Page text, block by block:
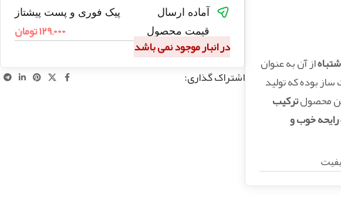
از آن به عنوان
بوده که تولید
محصولترکیب
رایحه خوب و
آماده ارسال
پیک فوری و پست پیشتاز
قیمت محصول
۱۲۹,۰۰۰تومان
در انبار موجود نمی باشد
اشتراک گذاری: